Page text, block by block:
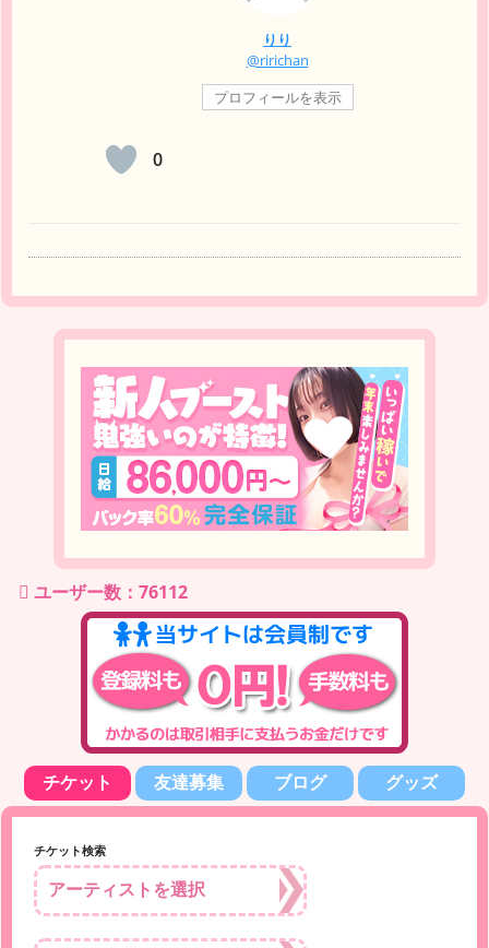
りり
@ririchan
プロフィールを表示
0
ユーザー数：76112
チケット 友達募集 ブログ グッズ
チケット検索